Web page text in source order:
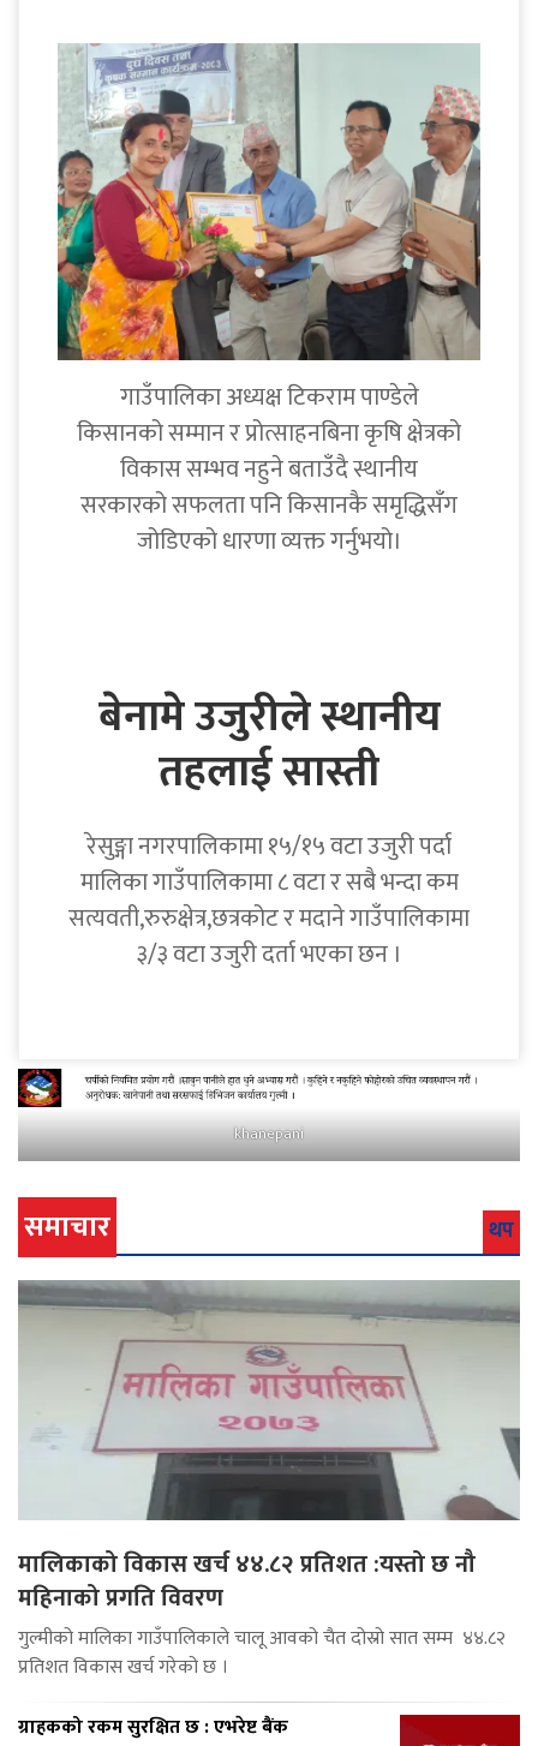
गाउँपालिका अध्यक्ष टिकराम पाण्डेले
किसानको सम्मान र प्रोत्साहनबिना कृषि क्षेत्रको
विकास सम्भव नहुने बताउँदै स्थानीय
सरकारको सफलता पनि किसानकै समृद्धिसँग
जोडिएको धारणा व्यक्त गर्नुभयो।
बेनामे उजुरीले स्थानीय
तहलाई सास्ती
रेसुङ्गा नगरपालिकामा १५/१५ वटा उजुरी पर्दा
मालिका गाउँपालिकामा ८ वटा र सबै भन्दा कम
सत्यवती,रुरुक्षेत्र,छत्रकोट र मदाने गाउँपालिकामा
३/३ वटा उजुरी दर्ता भएका छन ।
khanepani
समाचार थप
मालिकाको विकास खर्च ४४.८२ प्रतिशत :यस्तो छ नौ
महिनाको प्रगति विवरण
गुल्मीको मालिका गाउँपालिकाले चालू आवको चैत दोस्रो सात सम्म ४४.८२
प्रतिशत विकास खर्च गरेको छ ।
ग्राहकको रकम सुरक्षित छ : एभरेष्ट बैंक